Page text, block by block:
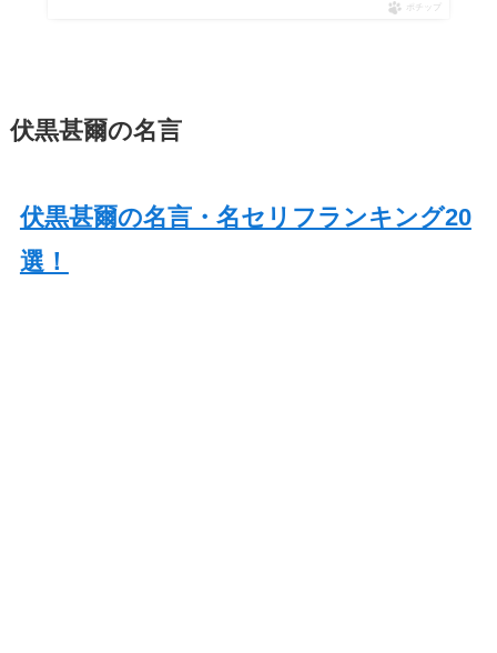
ポチップ
伏黒甚爾の名言
伏黒甚爾の名言・名セリフランキング20
選！